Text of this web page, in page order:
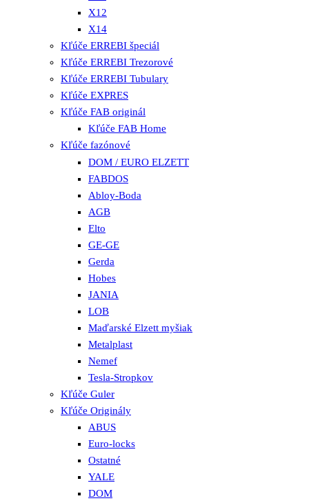
X12
X14
Kľúče ERREBI špeciál
Kľúče ERREBI Trezorové
Kľúče ERREBI Tubulary
Kľúče EXPRES
Kľúče FAB originál
Kľúče FAB Home
Kľúče fazónové
DOM / EURO ELZETT
FABDOS
Abloy-Boda
AGB
Elto
GE-GE
Gerda
Hobes
JANIA
LOB
Maďarské Elzett myšiak
Metalplast
Nemef
Tesla-Stropkov
Kľúče Guler
Kľúče Originály
ABUS
Euro-locks
Ostatné
YALE
DOM